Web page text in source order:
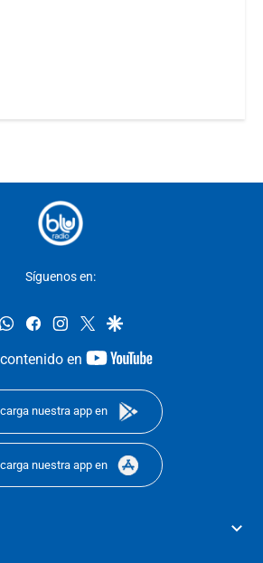
Síguenos en:
whatsappfacebookinstagram
twittergoogle
en
youtube-
nuestra app en
nuestra app en